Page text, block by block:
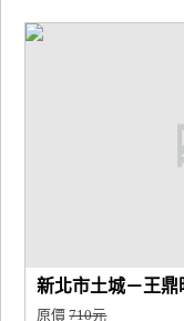
新北市土城－王
原價710元